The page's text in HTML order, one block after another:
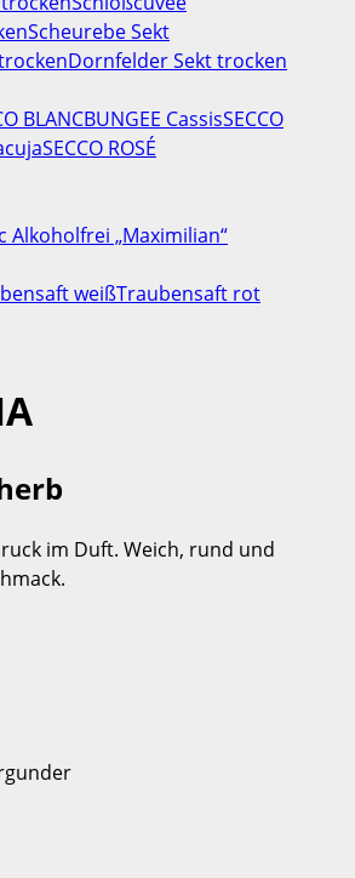
Scheurebe Sekt
Dornfelder Sekt trocken
BLANCBUNGEE CassisSECCO
SECCO ROSÉ
Alkoholfrei „Maximilian“
weißTraubensaft rot
im Duft. Weich, rund und